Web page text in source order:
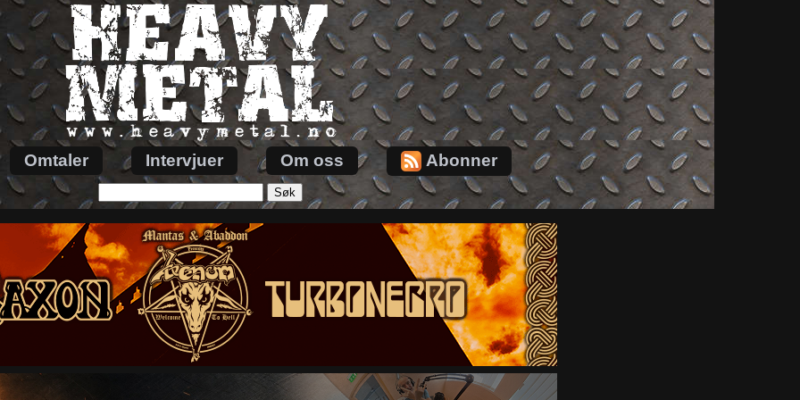
Omtaler Intervjuer Om oss Abonner
etter: